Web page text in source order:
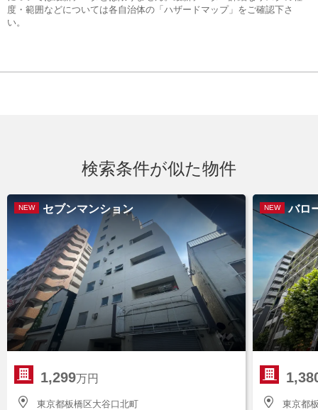
度・範囲などについては各自治体の「ハザードマップ」をご確認下さ
い。
検索条件が似た物件
NEW セブンマンション
1,299万円
東京都板橋区大谷口北町
NEW バロ
東京都